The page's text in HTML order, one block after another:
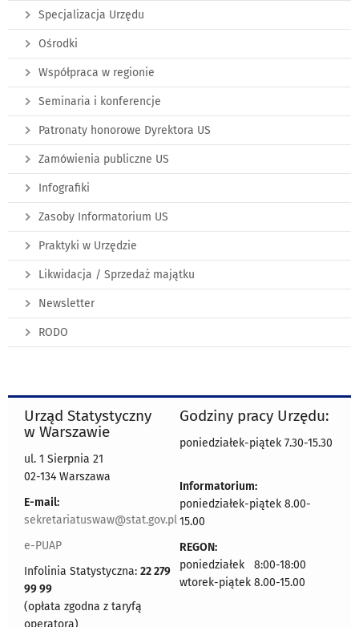
Specjalizacja Urzędu
Ośrodki
Współpraca w regionie
Seminaria i konferencje
Patronaty honorowe Dyrektora US
Zamówienia publiczne US
Infografiki
Zasoby Informatorium US
Praktyki w Urzędzie
Likwidacja / Sprzedaż majątku
Newsletter
RODO
Urząd Statystyczny
w Warszawie
ul. 1 Sierpnia 21
02-134 Warszawa
E-mail:
sekretariatuswaw@stat.gov.pl
e-PUAP
Infolinia Statystyczna: 22 279
99 99
(opłata zgodna z taryfą
Godziny pracy Urzędu:
poniedziałek-piątek 7.30-15.30
Informatorium:
poniedziałek-piątek 8.00-
15.00
REGON:
poniedziałek 8:00-18:00
wtorek-piątek 8.00-15.00